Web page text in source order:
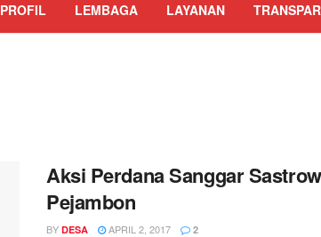
PROFIL LEMBAGA LAYANAN
Aksi Perdana Sanggar
Pejambon
BY DESA APRIL 2, 2017 2